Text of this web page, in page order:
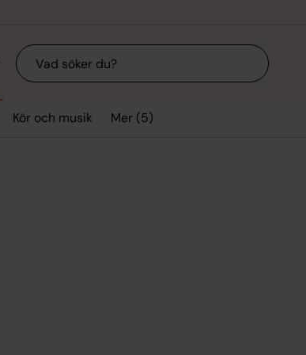
Sök
Kör och musik Mer (5)